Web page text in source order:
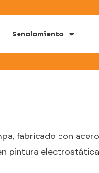
Señalamiento
fabricado con acero
pintura